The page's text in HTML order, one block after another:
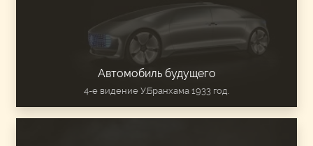
Автомобиль будущего
4-е видение У.Бранхама 1933 год.